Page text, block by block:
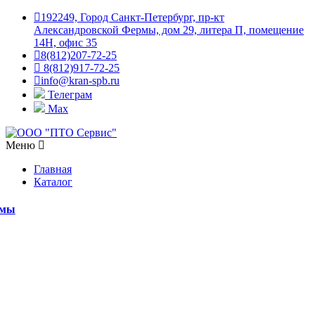
192249, Город Санкт-Петербург, пр-кт
Александровской Фермы, дом 29, литера П, помещение
14Н, офис 35
8(812)207-72-25
8(812)917-72-25
info@kran-spb.ru
Телеграм
Max
Меню
Главная
Каталог